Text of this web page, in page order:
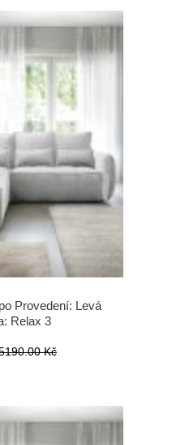
Provedení: Levá
Relax 3
Kč